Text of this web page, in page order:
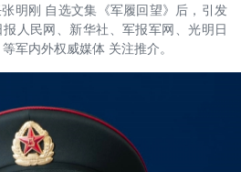
明刚 自选文集《军履回望》后，引发
人民网、新华社、军报军网、光明日
军内外权威媒体 关注推介。